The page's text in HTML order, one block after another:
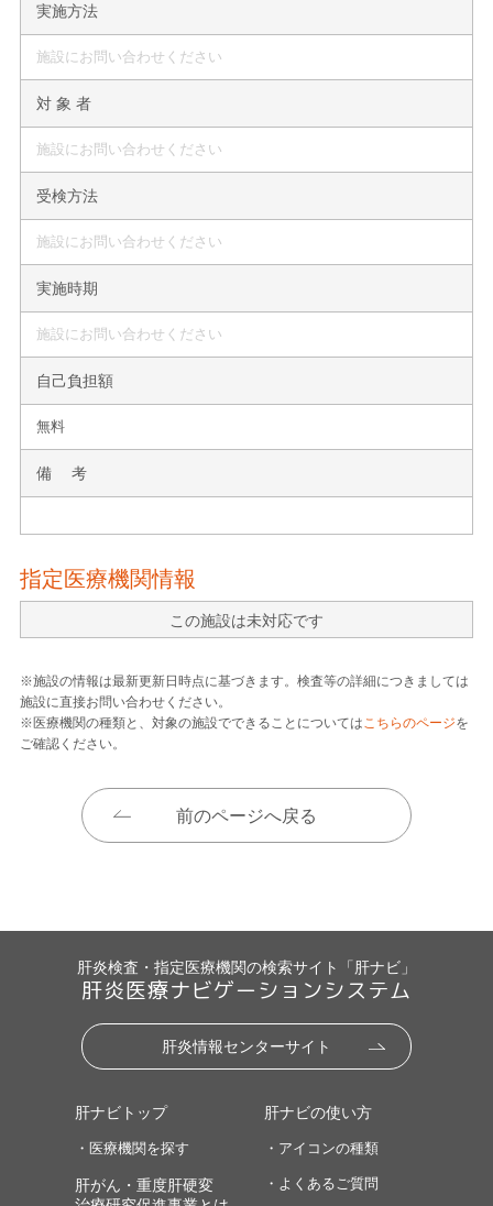
実施方法
施設にお問い合わせください
対 象 者
施設にお問い合わせください
受検方法
施設にお問い合わせください
実施時期
施設にお問い合わせください
自己負担額
無料
備 考
指定医療機関情報
この施設は未対応です
※施設の情報は最新更新日時点に基づきます。検査等の詳細につきましては
施設に直接お問い合わせください。
※医療機関の種類と、対象の施設でできることについてはこちらのページを
ご確認ください。
前のページへ戻る
肝炎検査・指定医療機関の検索サイト「肝ナビ」
肝炎医療ナビゲーションシステム
肝炎情報センターサイト
肝ナビトップ
・医療機関を探す
肝がん・重度肝硬変
肝ナビの使い方
・アイコンの種類
・よくあるご質問